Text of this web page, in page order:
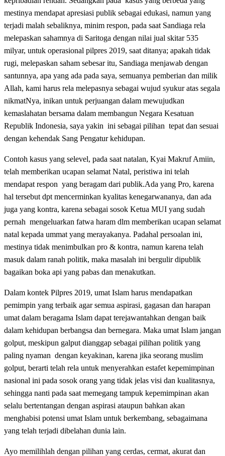
mestinya mendapat apresiasi publik sebagai edukasi, namun yang
terjadi malah sebaliknya, minim respon, pada saat Sandiaga rela
melepaskan sahamnya di Saritoga dengan nilai jual skitar 535
milyar, untuk operasional pilpres 2019, saat ditanya; apakah tidak
rugi, melepaskan saham sebesar itu, Sandiaga menjawab dengan
santunnya, apa yang ada pada saya, semuanya pemberian dan milik
Allah, kami harus rela melepasnya sebagai wujud syukur atas segala
nikmatNya, inikan untuk perjuangan dalam mewujudkan
kemaslahatan bersama dalam membangun Negara Kesatuan
Republik Indonesia, saya yakin ini sebagai pilihan tepat dan sesuai
dengan kehendak Sang Pengatur kehidupan.
Contoh kasus yang selevel, pada saat natalan, Kyai Makruf Amiin,
telah memberikan ucapan selamat Natal, peristiwa ini telah
mendapat respon yang beragam dari publik.Ada yang Pro, karena
hal tersebut dpt mencerminkan kyalitas kenegarwananya, dan ada
juga yang kontra, karena sebagai sosok Ketua MUI yang sudah
pernah mengeluarkan fatwa haram dlm memberikan ucapan selamat
natal kepada ummat yang merayakanya. Padahal persoalan ini,
mestinya tidak menimbulkan pro & kontra, namun karena telah
masuk dalam ranah politik, maka masalah ini bergulir dipublik
bagaikan boka api yang pabas dan menakutkan.
Dalam kontek Pilpres 2019, umat Islam harus mendapatkan
pemimpin yang terbaik agar semua aspirasi, gagasan dan harapan
umat dalam beragama Islam dapat terejawantahkan dengan baik
dalam kehidupan berbangsa dan bernegara. Maka umat Islam jangan
golput, meskipun galput dianggap sebagai pilihan politik yang
paling nyaman dengan keyakinan, karena jika seorang muslim
golput, berarti telah rela untuk menyerahkan estafet kepemimpinan
nasional ini pada sosok orang yang tidak jelas visi dan kualitasnya,
sehingga nanti pada saat memegang tampuk kepemimpinan akan
selalu bertentangan dengan aspirasi ataupun bahkan akan
menghabisi potensi umat Islam untuk berkembang, sebagaimana
yang telah terjadi dibelahan dunia lain.
Ayo memilihlah dengan pilihan yang cerdas, cermat, akurat dan